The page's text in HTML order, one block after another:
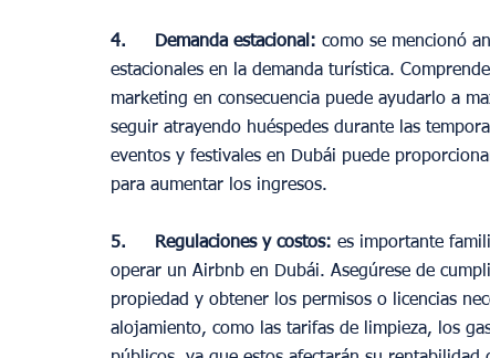
4. 	Demanda estacional: como se mencionó
estacionales en la demanda turística.
marketing en consecuencia puede ayudarlo a
seguir atrayendo huéspedes durante las
eventos y festivales en Dubái puede
para aumentar los ingresos.
5. 	Regulaciones y costos: es importante
operar un Airbnb en Dubái. Asegúrese de
propiedad y obtener los permisos o licencias
alojamiento, como las tarifas de limpieza, los